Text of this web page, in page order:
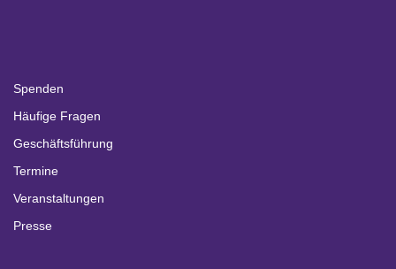
Spenden
Häufige Fragen
Geschäftsführung
Termine
Veranstaltungen
Presse